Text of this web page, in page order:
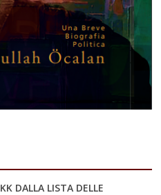
DALLA LISTA DELLE